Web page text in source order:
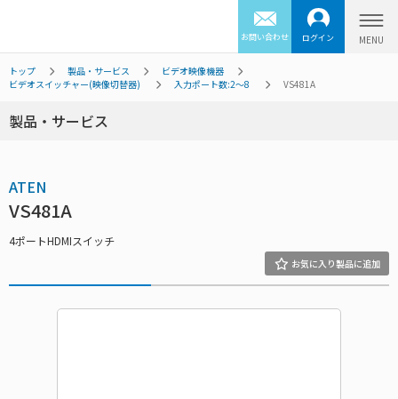
お問い合わせ ログイン
トップ 製品・サービス
ビデオ映像機器
ビデオスイッチャー(映像切替器)
入力ポート数:2～8 VS481A
製品・サービス
ATEN
VS481A
4ポートHDMIスイッチ